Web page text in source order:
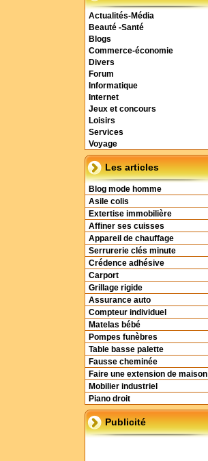
Actualités-Média
Beauté -Santé
Blogs
Commerce-économie
Divers
Forum
Informatique
Internet
Jeux et concours
Loisirs
Services
Voyage
Les articles
Blog mode homme
Asile colis
Extertise immobilière
Affiner ses cuisses
Appareil de chauffage
Serrurerie clés minute
Crédence adhésive
Carport
Grillage rigide
Assurance auto
Compteur individuel
Matelas bébé
Pompes funèbres
Table basse palette
Fausse cheminée
Faire une extension de maison
Mobilier industriel
Piano droit
Publicité